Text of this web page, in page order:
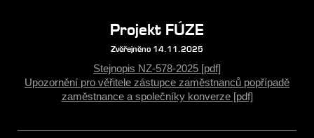
Projekt FÚZE
Zvěřejněno 14.11.2025
Stejnopis NZ-578-2025 [pdf]
Upozornění pro věřitele zástupce zaměstnanců popřípadě
zaměstnance a společníky konverze [pdf]